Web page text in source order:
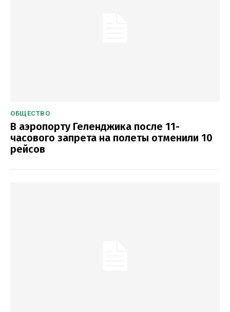
ОБЩЕСТВО
В аэропорту Геленджика после 11-
часового запрета на полеты отменили 10
рейсов